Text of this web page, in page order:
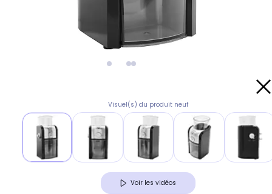
Visuel(s) du produit neuf
Voir les vidéos